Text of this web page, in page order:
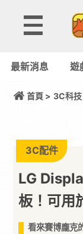
最新消息 遊
首頁 > 3C科技
3C配件
LG
板！可用
看來賽博龐克